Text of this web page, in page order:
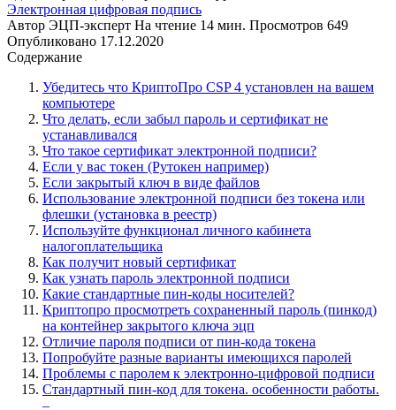
Электронная цифровая подпись
Автор ЭЦП-эксперт На чтение 14 мин. Просмотров 649
Опубликовано 17.12.2020
Содержание
Убедитесь что КриптоПро CSP 4 установлен на вашем
компьютере
Что делать, если забыл пароль и сертификат не
устанавливался
Что такое сертификат электронной подписи?
Если у вас токен (Рутокен например)
Если закрытый ключ в виде файлов
Использование электронной подписи без токена или
флешки (установка в реестр)
Используйте функционал личного кабинета
налогоплательщика
Как получит новый сертификат
Как узнать пароль электронной подписи
Какие стандартные пин-коды носителей?
Криптопро просмотреть сохраненный пароль (пинкод)
на контейнер закрытого ключа эцп
Отличие пароля подписи от пин-кода токена
Попробуйте разные варианты имеющихся паролей
Проблемы с паролем к электронно-цифровой подписи
Стандартный пин-код для токена. особенности работы.
–